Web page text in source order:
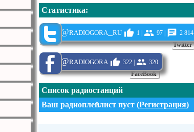
Статистика:
Twitter
@radiogora_ru 1 | 97 | 2 814
FaceBook
@radiogora 322 | 320
Список радиостанций
Ваш радиоплейлист пуст (Регистрация)